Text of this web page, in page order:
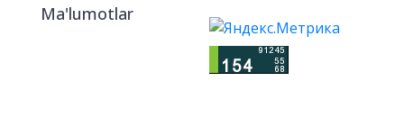
Ma'lumotlar